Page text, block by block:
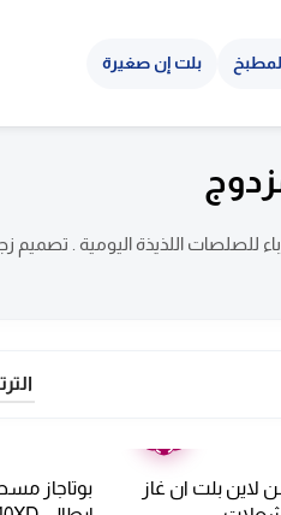
بلت إن صغيرة
للصلصات اللذيذة اليومية . تصميم
بلت ان غاز
بوتاجاز